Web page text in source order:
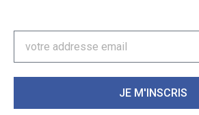
JE M'INSCRIS